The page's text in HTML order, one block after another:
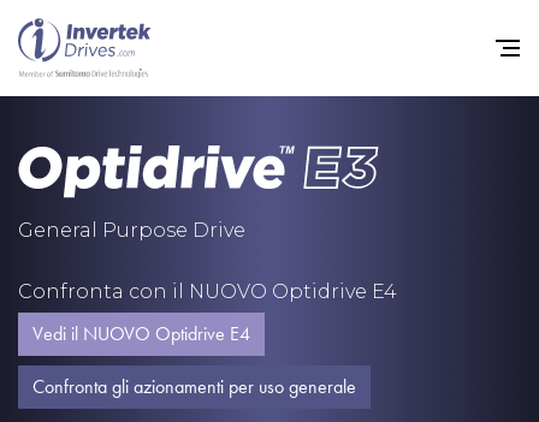
General Purpose Drive
Confronta con il NUOVO Optidrive E4
Vedi il NUOVO Optidrive E4
Confronta gli azionamenti per uso generale
Home
Opportunità di lavoro